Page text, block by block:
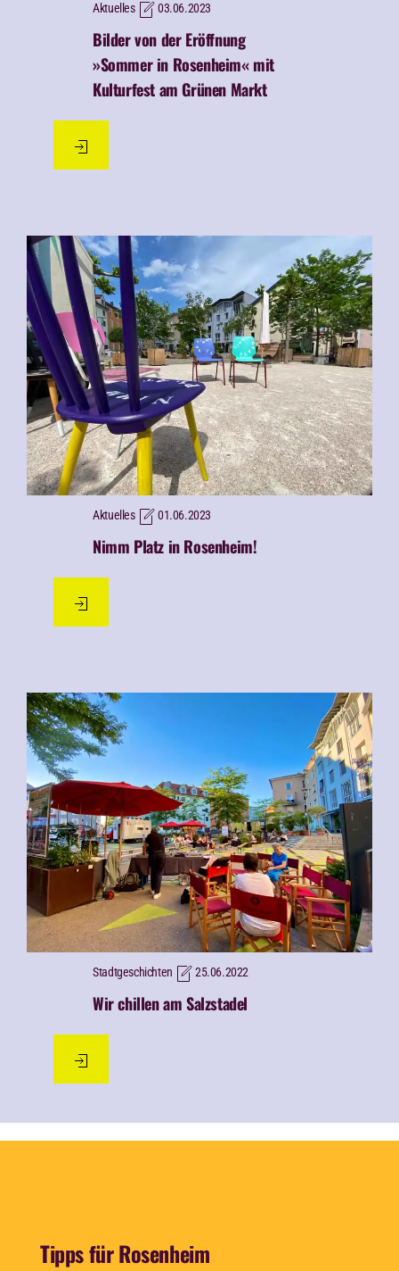
Aktuelles 03.06.2023
Bilder von der Eröffnung
»Sommer in Rosenheim« mit
Kulturfest am Grünen Markt
Aktuelles 01.06.2023
Nimm Platz in Rosenheim!
Stadtgeschichten 25.06.2022
Wir chillen am Salzstadel
Tipps für Rosenheim